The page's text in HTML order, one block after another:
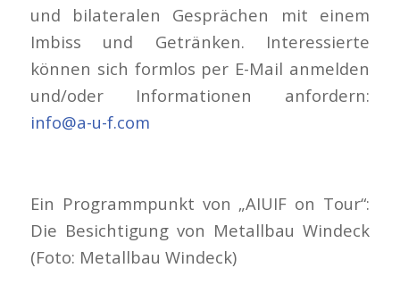
und bilateralen Gesprächen mit einem
Imbiss und Getränken. Interessierte
können sich formlos per E-Mail anmelden
und/oder Informationen anfordern:
info@a-u-f.com
Ein Programmpunkt von „AIUIF on Tour“:
Die Besichtigung von Metallbau Windeck
(Foto: Metallbau Windeck)